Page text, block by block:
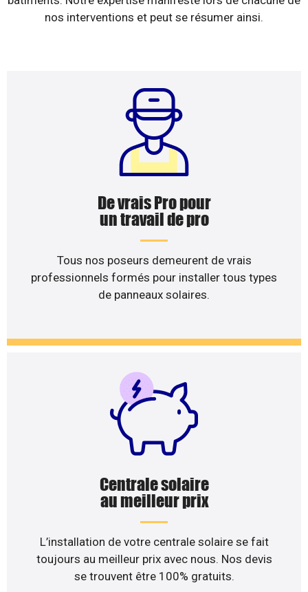
nos interventions et peut se résumer ainsi.
De vrais Pro pour
un travail de pro
Tous nos poseurs demeurent de vrais
professionnels formés pour installer tous types
de panneaux solaires.
Centrale solaire
au meilleur prix
L’installation de votre centrale solaire se fait
toujours au meilleur prix avec nous. Nos devis
se trouvent être 100% gratuits.